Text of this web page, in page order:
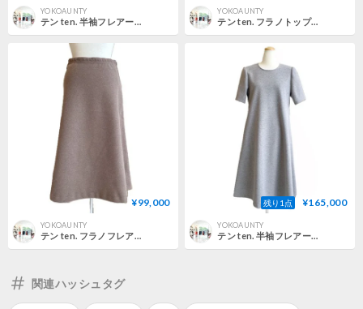
YOKOAUNTY
テン ten. 半袖フレアードレス 圧縮フラノジャージー ブラウン 正規取扱
YOKOAUNTY
テン ten. フラノトップス長袖 圧縮フラノジャージー ブラウン 正規取扱
¥99,000
YOKOAUNTY
残り1点 ¥165,000
YOKOAUNTY
テン ten. 半袖フレアードレス 圧縮フラノジャージー ヘザーグレー 正規取扱
関連ハッシュタグ